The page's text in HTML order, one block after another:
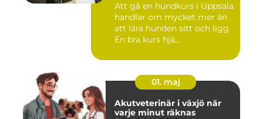
Att gå en hundkurs i Uppsala
handlar om mycket mer än
att lära hunden sitt och ligg.
En bra kurs hjä...
01. maj
Akutveterinär i växjö när
varje minut räknas